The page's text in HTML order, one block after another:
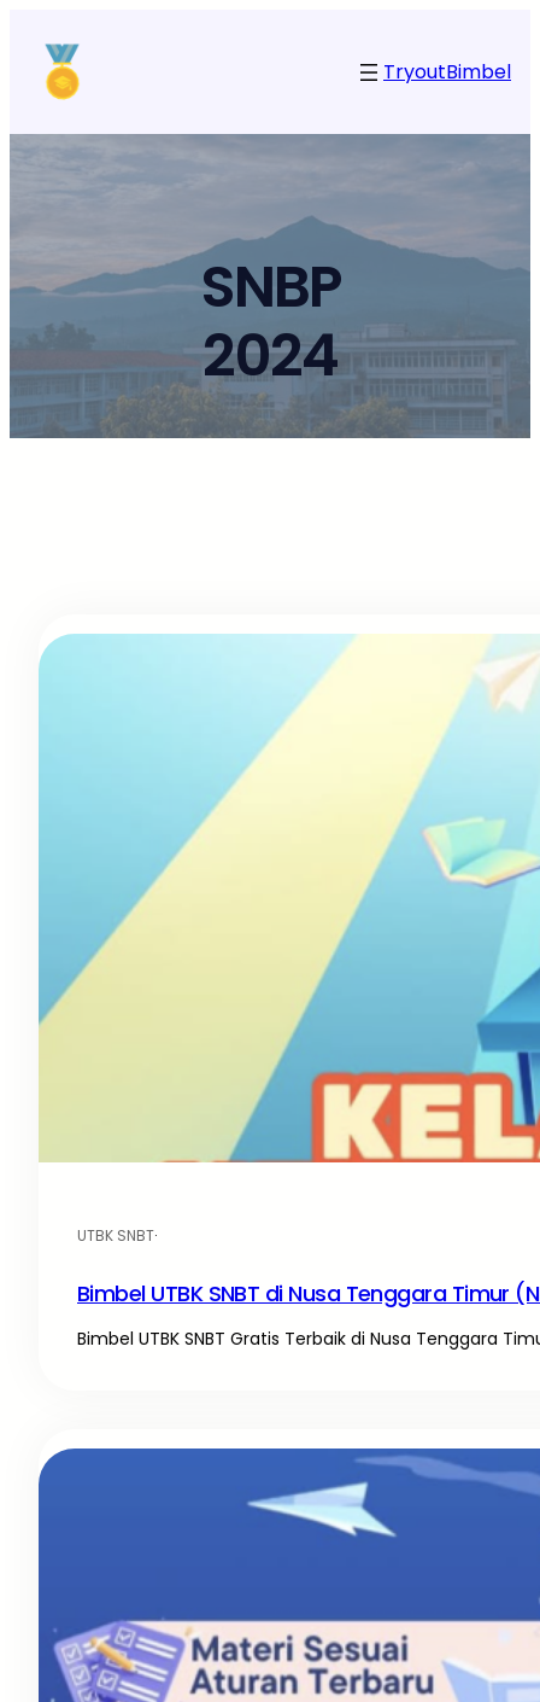
TryoutBimbel
SNBP
2024
UTBK SNBT·
Bimbel UTBK SNBT di Nusa Tenggara Timur
Bimbel UTBK SNBT Gratis Terbaik di Nusa Tenggara